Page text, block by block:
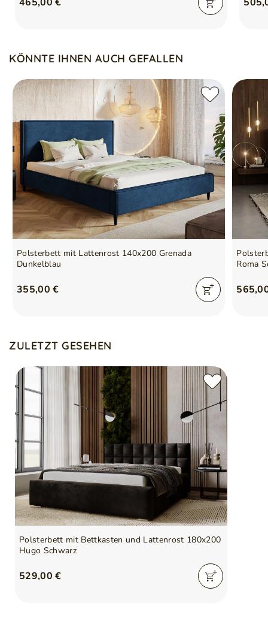
Symbol 5905242928141
SerieHUGO
Ohne Matratze
KÖNNTE IHNEN AUCH GEFALLEN
Polsterbett mit Lattenrost 140x200 Grenada
Dunkelblau
355,00 €
Roma
ZULETZT GESEHEN
Polsterbett mit Bettkasten und Lattenrost 180x200
Hugo Schwarz
529,00 €